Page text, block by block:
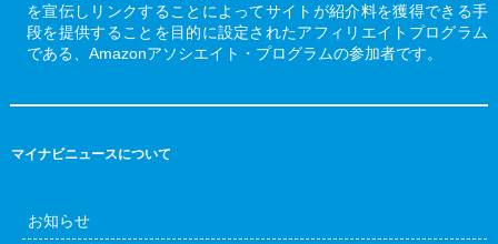
を宣伝しリンクすることによってサイトが紹介料を獲得できる手
段を提供することを目的に設定されたアフィリエイトプログラム
である、Amazonアソシエイト・プログラムの参加者です。
マイナビニュースについて
お知らせ